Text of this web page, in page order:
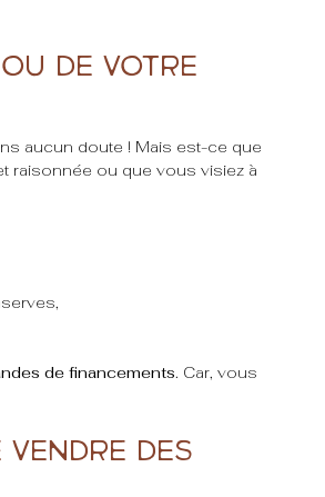
de votre
aucun doute ! Mais est-ce que
raisonnée ou que vous visiez à
de financements. Car, vous
des